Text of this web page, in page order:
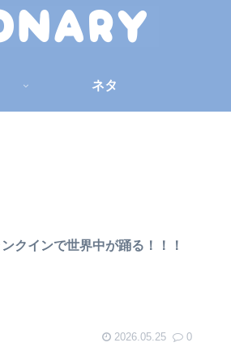
ネタ
クインで世界中が踊る！！！
2026.05.25 0